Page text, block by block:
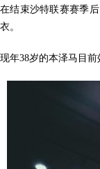
在结束沙特联赛赛季
衣。
现年38岁的本泽马目